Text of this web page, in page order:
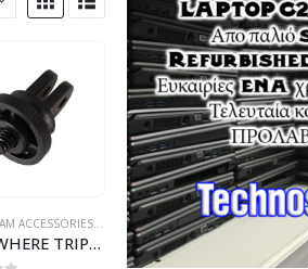
ACTION CAM ACCESSORIES
,SPORT & ACTION
EVERYWHERE TRIPOD MOUNT ADAPTER 1/4 inch